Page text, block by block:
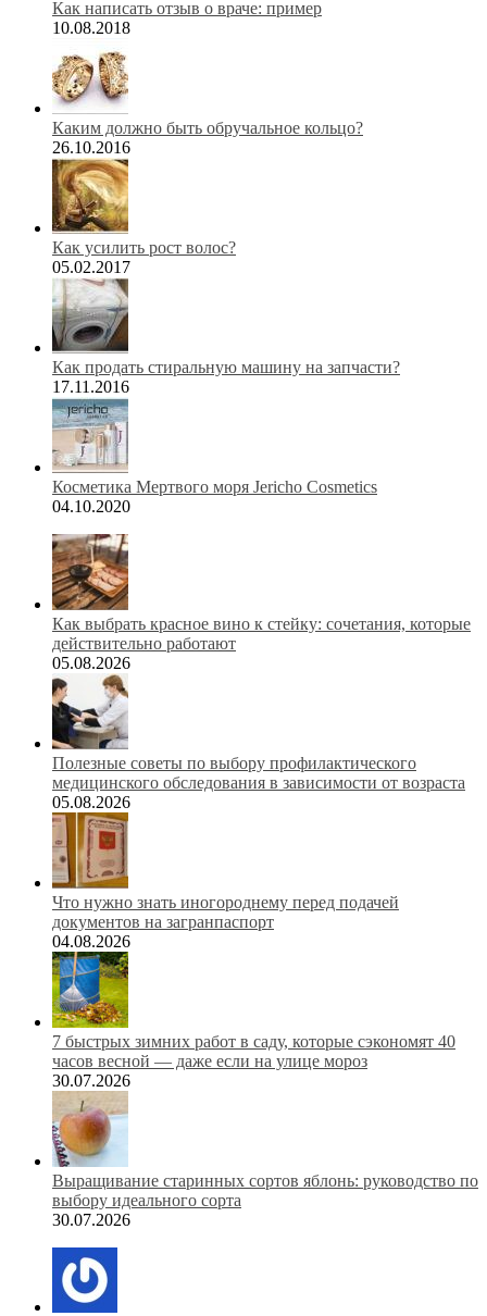
Как написать отзыв о враче: пример
10.08.2018
Каким должно быть обручальное кольцо?
26.10.2016
Как усилить рост волос?
05.02.2017
Как продать стиральную машину на запчасти?
17.11.2016
Косметика Мертвого моря Jericho Cosmetics
04.10.2020
Как выбрать красное вино к стейку: сочетания, которые
действительно работают
05.08.2026
Полезные советы по выбору профилактического
медицинского обследования в зависимости от возраста
05.08.2026
Что нужно знать иногороднему перед подачей
документов на загранпаспорт
04.08.2026
7 быстрых зимних работ в саду, которые сэкономят 40
часов весной — даже если на улице мороз
30.07.2026
Выращивание старинных сортов яблонь: руководство по
выбору идеального сорта
30.07.2026